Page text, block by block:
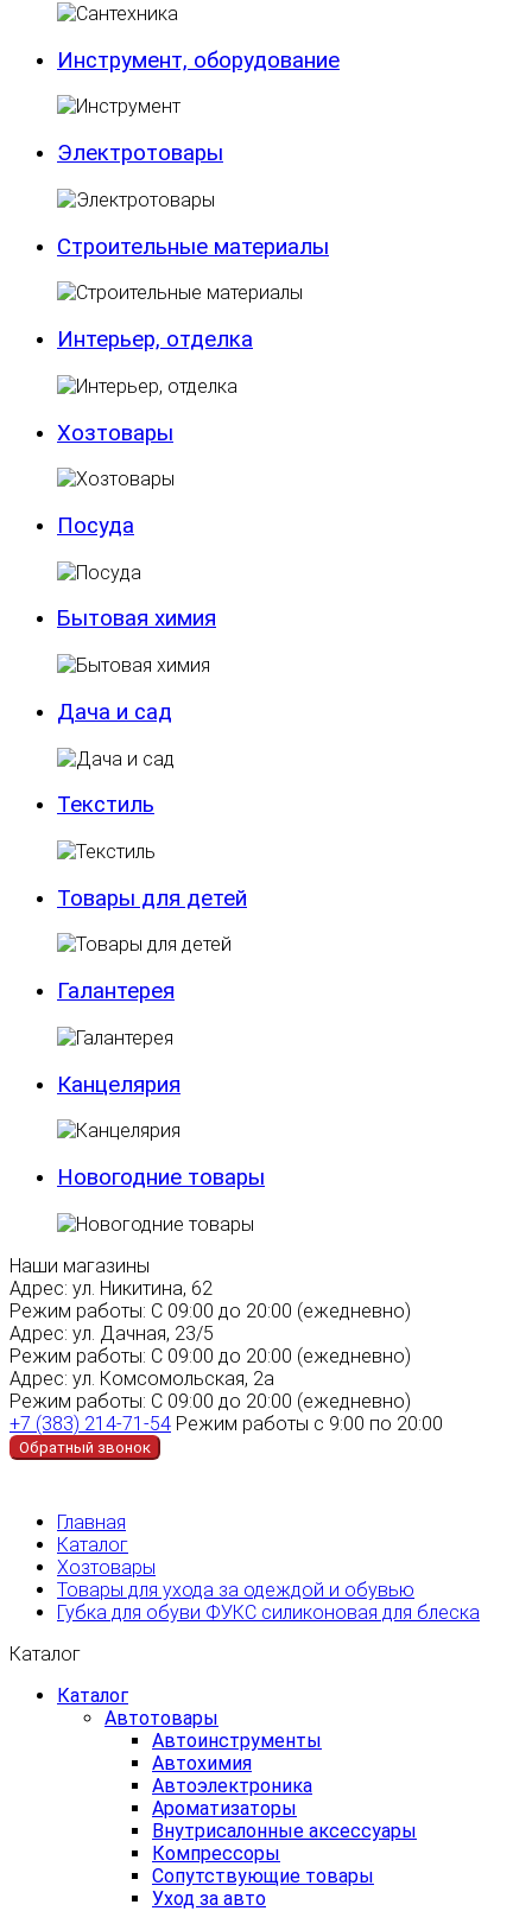
Инструмент, оборудование
Электротовары
Строительные материалы
Интерьер, отделка
Хозтовары
Посуда
Бытовая химия
Дача и сад
Текстиль
Товары для детей
Галантерея
Канцелярия
Новогодние товары
Наши магазины
Адрес: ул. Никитина, 62
Режим работы: С 09:00 до 20:00 (ежедневно)
Адрес: ул. Дачная, 23/5
Режим работы: С 09:00 до 20:00 (ежедневно)
Адрес: ул. Комсомольская, 2а
Режим работы: С 09:00 до 20:00 (ежедневно)
+7 (383) 214-71-54 Режим работы с 9:00 по 20:00
Обратный звонок
Главная
Каталог
Хозтовары
Товары для ухода за одеждой и обувью
Губка для обуви ФУКС силиконовая для блеска
Каталог
Каталог
Автотовары
Автоинструменты
Автохимия
Автоэлектроника
Ароматизаторы
Внутрисалонные аксессуары
Компрессоры
Сопутствующие товары
Уход за авто